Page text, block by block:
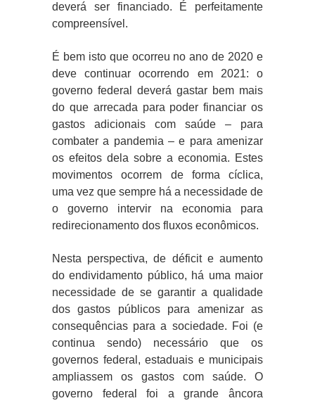
deverá ser financiado. É perfeitamente
compreensível.
É bem isto que ocorreu no ano de 2020 e
deve continuar ocorrendo em 2021: o
governo federal deverá gastar bem mais
do que arrecada para poder financiar os
gastos adicionais com saúde – para
combater a pandemia – e para amenizar
os efeitos dela sobre a economia. Estes
movimentos ocorrem de forma cíclica,
uma vez que sempre há a necessidade de
o governo intervir na economia para
redirecionamento dos fluxos econômicos.
Nesta perspectiva, de déficit e aumento
do endividamento público, há uma maior
necessidade de se garantir a qualidade
dos gastos públicos para amenizar as
consequências para a sociedade. Foi (e
continua sendo) necessário que os
governos federal, estaduais e municipais
ampliassem os gastos com saúde. O
governo federal foi a grande âncora